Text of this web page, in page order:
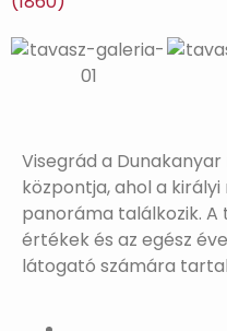
Visegrád a
központja, ahol a
panoráma találkozik.
értékek és az egész
látogató számára